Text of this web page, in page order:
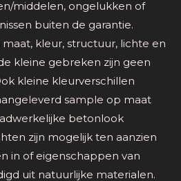
middelen, ongelukken of
buiten de garantie.
kleur, structuur, lichte en
kleine gebreken zijn geen
kleine kleurverschillen
sample op maat
betonlook
zijn mogelijk ten aanzien
in of eigenschappen van
uit natuurlijke materialen.